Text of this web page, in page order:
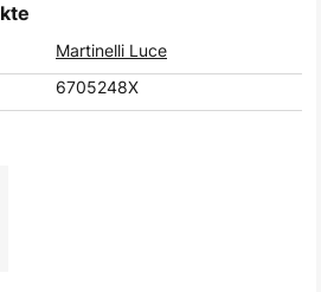
Martinelli Luce
6705248X